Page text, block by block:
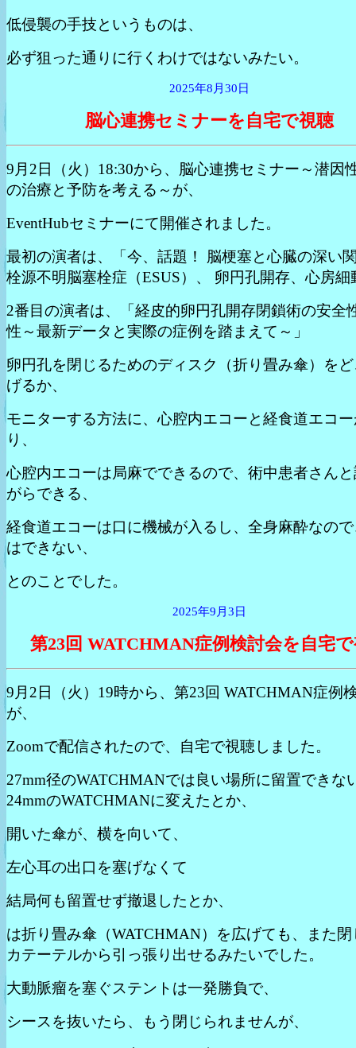
低侵襲の手技というものは、
必ず狙った通りに行くわけではないみたい。
2025年8月30日
脳心連携セミナーを自宅で視聴
9月2日（火）18:30から、脳心連携セミナー～潜因
の治療と予防を考える～が、
EventHubセミナーにて開催されました。
最初の演者は、「今、話題！ 脳梗塞と心臓の深い
栓源不明脳塞栓症（ESUS）、 卵円孔開存、心房細
2番目の演者は、「経皮的卵円孔開存閉鎖術の安全
性～最新データと実際の症例を踏まえて～」
卵円孔を閉じるためのディスク（折り畳み傘）を
げるか、
モニターする方法に、心腔内エコーと経食道エコ
り、
心腔内エコーは局麻でできるので、術中患者さん
がらできる、
経食道エコーは口に機械が入るし、全身麻酔なの
はできない、
とのことでした。
2025年9月3日
第23回 WATCHMAN症例検討会を自宅
9月2日（火）19時から、第23回 WATCHMAN症例
が、
Zoomで配信されたので、自宅で視聴しました。
27mm径のWATCHMANでは良い場所に留置できな
24mmのWATCHMANに変えたとか、
開いた傘が、横を向いて、
左心耳の出口を塞げなくて
結局何も留置せず撤退したとか、
は折り畳み傘（WATCHMAN）を広げても、また閉
カテーテルから引っ張り出せるみたいでした。
大動脈瘤を塞ぐステントは一発勝負で、
シースを抜いたら、もう閉じられませんが、